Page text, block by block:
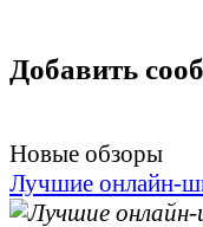
Добавить
Новые обзоры
Лучшие онлайн-